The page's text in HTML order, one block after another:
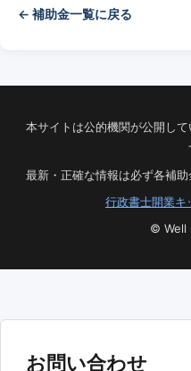
← 補助金一覧に戻る
本サイトは公的機関が公開し
最新・正確な情報は必ず各補助
行政書士開業キ
© Well
お問い合わせ